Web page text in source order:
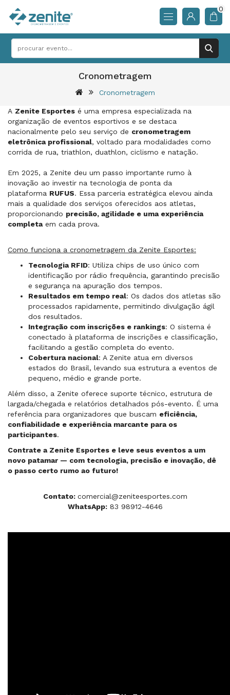
0
Cronometragem
Cronometragem
A Zenite Esportes é uma empresa especializada na
organização de eventos esportivos e se destaca
nacionalmente pelo seu serviço de cronometragem
eletrônica profissional, voltado para modalidades como
corrida de rua, triathlon, duathlon, ciclismo e natação.
Em 2025, a Zenite deu um passo importante rumo à
inovação ao investir na tecnologia de ponta da
plataforma RUFUS. Essa parceria estratégica elevou ainda
mais a qualidade dos serviços oferecidos aos atletas,
proporcionando precisão, agilidade e uma experiência
completaem cada prova.
Como funciona a cronometragem da Zenite Esportes:
Tecnologia RFID: Utiliza chips de uso único com
identificação por rádio frequência, garantindo precisão
e segurança na apuração dos tempos.
Resultados em tempo real: Os dados dos atletas são
processados rapidamente, permitindo divulgação ágil
dos resultados.
Integração com inscrições e rankings: O sistema é
conectado à plataforma de inscrições e classificação,
facilitando a gestão completa do evento.
Cobertura nacional: A Zenite atua em diversos
estados do Brasil, levando sua estrutura a eventos de
pequeno, médio e grande porte.
Além disso, a Zenite oferece suporte técnico, estrutura de
largada/chegada e relatórios detalhados pós-evento. É uma
referência para organizadores que buscam eficiência,
confiabilidade e experiência marcante para os
participantes.
Contrate a Zenite Esportes e leve seus eventos a um
novo patamar — com tecnologia, precisão e inovação, dê
o passo certo rumo ao futuro!
Contato: comercial@zeniteesportes.com
WhatsApp:83 98912-4646